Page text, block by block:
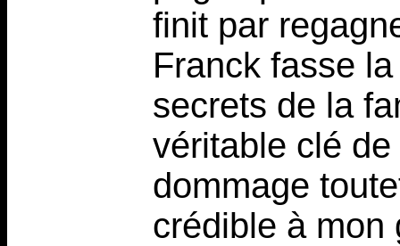
finit par
Franck fasse
secrets de la
véritable clé
dommage
crédible à mon